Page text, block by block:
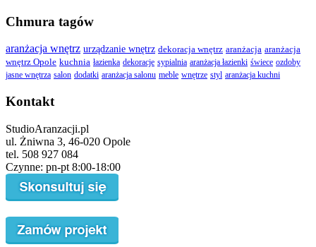
Chmura tagów
aranżacja wnętrz urządzanie wnętrz dekoracja wnętrz aranżacja aranżacja
wnętrz Opole kuchnia łazienka dekoracje sypialnia aranżacja łazienki świece ozdoby
jasne wnętrza salon dodatki aranżacja salonu meble wnętrze styl aranżacja kuchni
Kontakt
StudioAranzacji.pl
ul. Żniwna 3, 46-020 Opole
tel. 508 927 084
Czynne: pn-pt 8:00-18:00